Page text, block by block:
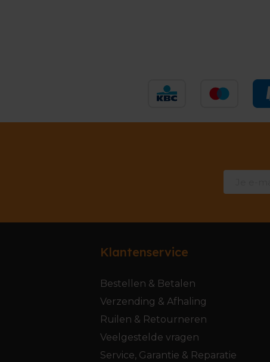
Klantenservice
Bestellen & Betalen
Verzending & Afhaling
Ruilen & Retourneren
Veelgestelde vragen
Service, Garantie & Reparatie